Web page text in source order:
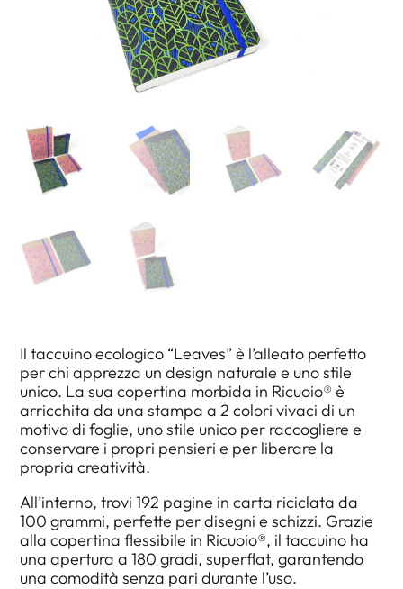
Il taccuino ecologico “Leaves” è l’alleato perfetto
per chi apprezza un design naturale e uno stile
unico. La sua copertina morbida in Ricuoio® è
arricchita da una stampa a 2 colori vivaci di un
motivo di foglie, uno stile unico per raccogliere e
conservare i propri pensieri e per liberare la
propria creatività.
All’interno, trovi 192 pagine in carta riciclata da
100 grammi, perfette per disegni e schizzi. Grazie
alla copertina flessibile in Ricuoio®, il taccuino ha
una apertura a 180 gradi, superflat, garantendo
una comodità senza pari durante l’uso.